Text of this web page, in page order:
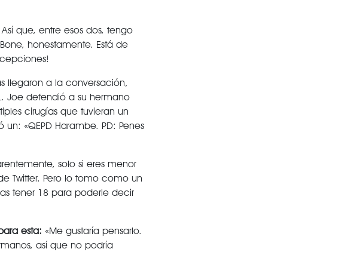
que, entre esos dos, tengo
honestamente. Está de
llegaron a la conversación,
Joe defendió a su hermano
cirugías que tuvieran un
«QEPD Harambe. PD: Penes
solo si eres menor
Twitter. Pero lo tomo como un
tener 18 para poderle decir
esta: «Me gustaría pensarlo.
así que no podría